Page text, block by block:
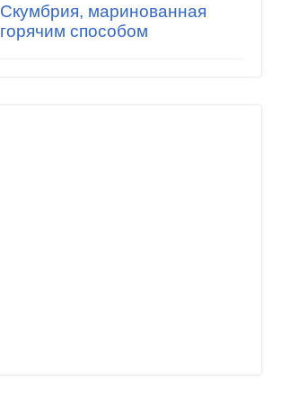
Скумбрия, маринованная
горячим способом